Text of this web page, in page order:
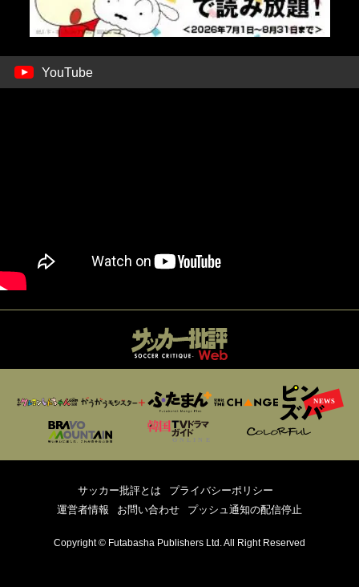
YouTube
サッカー批評とは
プライバシーポリシー
運営者情報
お問い合わせ プッシュ通知の配信停止
Copyright © Futabasha Publishers Ltd. All Right Reserved